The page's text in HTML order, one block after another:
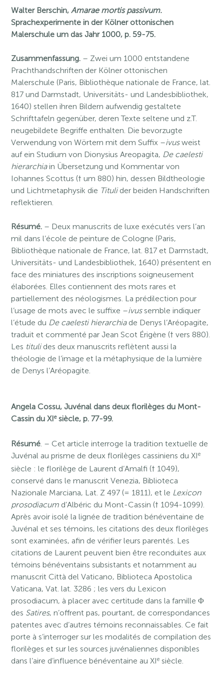
Walter Berschin,Amarae mortis passivum.
Sprachexperimente in der Kölner ottonischen
Malerschule um das Jahr 1000, p. 59-75.
Zusammenfassung. – Zwei um 1000 entstandene
Prachthandschriften der Kölner ottonischen
Malerschule (Paris, Bibliothèque nationale de France, lat.
817 und Darmstadt, Universitäts- und Landesbibliothek,
1640) stellen ihren Bildern aufwendig gestaltete
Schrifttafeln gegenüber, deren Texte seltene und z.T.
neugebildete Begriffe enthalten. Die bevorzugte
Verwendung von Wörtern mit dem Suffix –ivusweist
auf ein Studium von Dionysius Areopagita, De caelesti
hierarchiain Übersetzung und Kommentar von
Iohannes Scottus († um 880) hin, dessen Bildtheologie
und Lichtmetaphysik die Titulider beiden Handschriften
reflektieren.
Résumé. – Deux manuscrits de luxe exécutés vers l’an
mil dans l’école de peinture de Cologne (Paris,
Bibliothèque nationale de France, lat. 817 et Darmstadt,
Universitäts- und Landesbibliothek, 1640) présentent en
face des miniatures des inscriptions soigneusement
élaborées. Elles contiennent des mots rares et
partiellement des néologismes. La prédilection pour
l’usage de mots avec le suffixe –ivussemble indiquer
l’étude du De caelesti hierarchiade Denys l’Aréopagite,
traduit et commenté par Jean Scot Érigène († vers 880).
Les titulides deux manuscrits reflètent aussi la
théologie de l’image et la métaphysique de la lumière
de Denys l’Aréopagite.
Angela Cossu, Juvénal dans deux florilèges du Mont-
Cassin duXIesiècle, p. 77-99.
Résumé. – Cet article interroge la tradition textuelle de
Juvénal au prisme de deux florilèges cassiniens du XIe
siècle : le florilège de Laurent d’Amalfi († 1049),
conservé dans le manuscrit Venezia, Biblioteca
Nazionale Marciana, Lat. Z 497 (= 1811), et le Lexicon
prosodiacum d’Albéric du Mont-Cassin († 1094-1099).
Après avoir isolé la lignée de tradition bénéventaine de
Juvénal et ses témoins, les citations des deux florilèges
sont examinées, afin de vérifier leurs parentés. Les
citations de Laurent peuvent bien être reconduites aux
témoins bénéventains subsistants et notamment au
manuscrit Città del Vaticano, Biblioteca Apostolica
Vaticana, Vat. lat. 3286 ; les vers du Lexicon
prosodiacum, à placer avec certitude dans la famille Φ
des Satires, n’offrent pas, pourtant, de correspondances
patentes avec d’autres témoins reconnaissables. Ce fait
porte à s’interroger sur les modalités de compilation des
florilèges et sur les sources juvénaliennes disponibles
dans l’aire d’influence bénéventaine au XIe siècle.